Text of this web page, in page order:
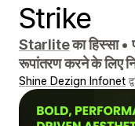
Strike
Starliteका हिस्सा•
रूपांतरण करने के लिए
Shine Dezign Infonet